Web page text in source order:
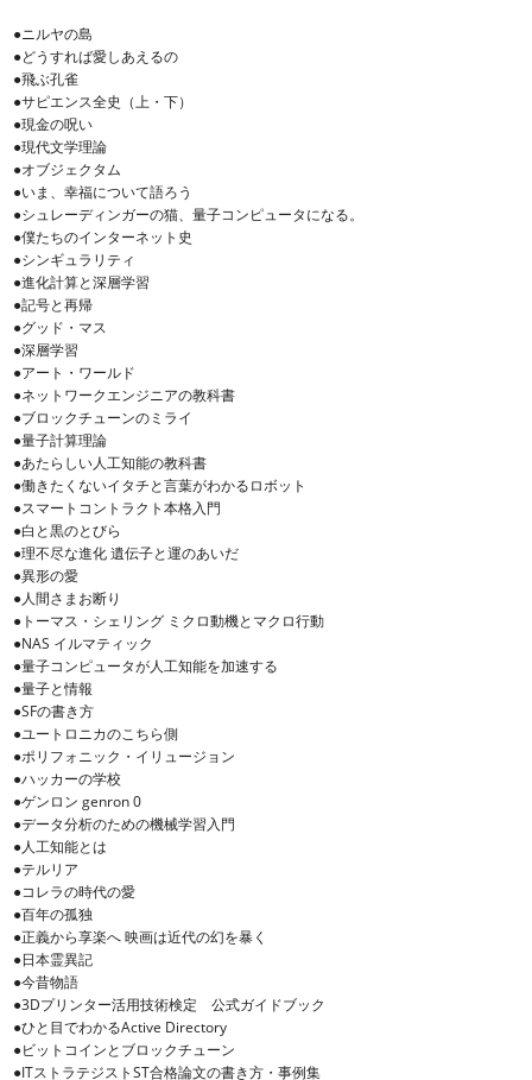
●ニルヤの島
●どうすれば愛しあえるの
●飛ぶ孔雀
●サピエンス全史（上・下）
●現金の呪い
●現代文学理論
●オブジェクタム
●いま、幸福について語ろう
●シュレーディンガーの猫、量子コンピュータになる。
●僕たちのインターネット史
●シンギュラリティ
●進化計算と深層学習
●記号と再帰
●グッド・マス
●深層学習
●アート・ワールド
●ネットワークエンジニアの教科書
●ブロックチューンのミライ
●量子計算理論
●あたらしい人工知能の教科書
●働きたくないイタチと言葉がわかるロボット
●スマートコントラクト本格入門
●白と黒のとびら
●理不尽な進化 遺伝子と運のあいだ
●異形の愛
●人間さまお断り
●トーマス・シェリング ミクロ動機とマクロ行動
●NAS イルマティック
●量子コンピュータが人工知能を加速する
●量子と情報
●SFの書き方
●ユートロニカのこちら側
●ポリフォニック・イリュージョン
●ハッカーの学校
●ゲンロン genron 0
●データ分析のための機械学習入門
●人工知能とは
●テルリア
●コレラの時代の愛
●百年の孤独
●正義から享楽へ 映画は近代の幻を暴く
●日本霊異記
●今昔物語
●3Dプリンター活用技術検定 公式ガイドブック
●ひと目でわかるActive Directory
●ビットコインとブロックチューン
●ITストラテジストST合格論文の書き方・事例集